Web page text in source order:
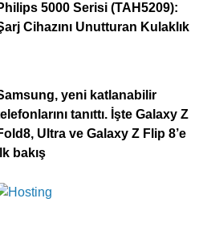
5000 Serisi (TAH5209):
Cihazını Unutturan Kulaklık
yeni katlanabilir
tanıttı. İşte Galaxy Z
Ultra ve Galaxy Z Flip 8’e
bakış